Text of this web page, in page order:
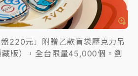
220元」附贈乙款盲袋壓克力吊
版），全台限量45,000個。劉